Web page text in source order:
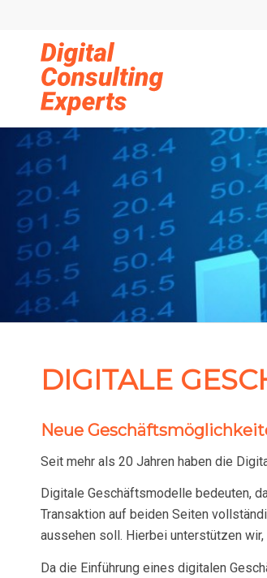
DIGITALE
Neue
Seit mehr als 20 Jahren haben die
Digitale Geschäftsmodelle bedeuten,
Transaktion auf beiden Seiten
aussehen soll. Hierbei unterstützen wir,
Da die Einführung eines digitalen